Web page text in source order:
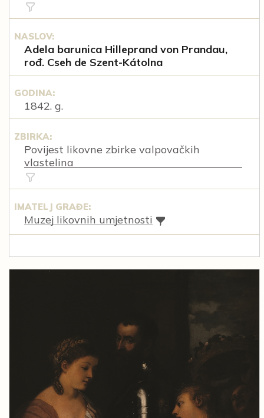
NASLOV:
Adela barunica Hilleprand von Prandau,
rođ. Cseh de Szent-Kátolna
GODINA:
1842. g.
ZBIRKA:
Povijest likovne zbirke valpovačkih
vlastelina
IMATELJ GRAĐE:
Muzej likovnih umjetnosti